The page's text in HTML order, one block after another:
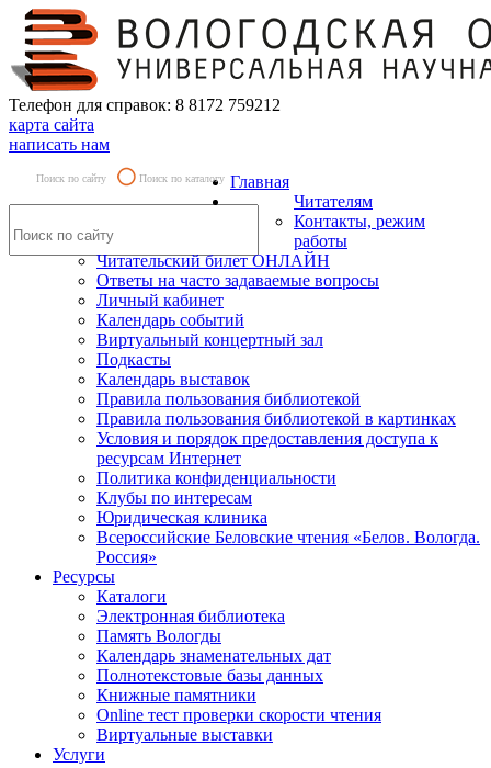
Телефон для справок: 8 8172 759212
карта сайта
написать нам
Поиск по сайту Поиск по каталогу Главная
Читателям
Контакты, режим
работы
Читательский билет ОНЛАЙН
Ответы на часто задаваемые вопросы
Личный кабинет
Календарь событий
Виртуальный концертный зал
Подкасты
Календарь выставок
Правила пользования библиотекой
Правила пользования библиотекой в картинках
Условия и порядок предоставления доступа к
ресурсам Интернет
Политика конфиденциальности
Клубы по интересам
Юридическая клиника
Всероссийские Беловские чтения «Белов. Вологда.
Россия»
Ресурсы
Каталоги
Электронная библиотека
Память Вологды
Календарь знаменательных дат
Полнотекстовые базы данных
Книжные памятники
Online тест проверки скорости чтения
Виртуальные выставки
Услуги